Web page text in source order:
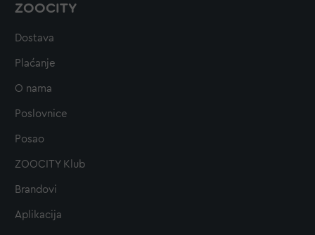
ZOOCITY
Dostava
Plaćanje
O nama
Poslovnice
Posao
ZOOCITY Klub
Brandovi
Aplikacija